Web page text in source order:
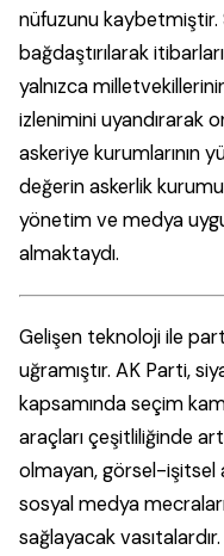
nüfuzunu kaybetmiştir.
bağdaştırılarak
yalnızca
izlenimini uyandırarak
askeriye kurumlarının
değerin askerlik
yönetim ve medya
almaktaydı.
Gelişen teknoloji ile
uğramıştır. AK Parti,
kapsamında seçim
araçları çeşitliliğinde
olmayan, görsel-işitsel
sosyal medya
sağlayacak